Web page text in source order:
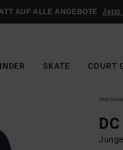
AUF ALLE ANGEBOTE Jetzt
SKATE COURT
Startseite